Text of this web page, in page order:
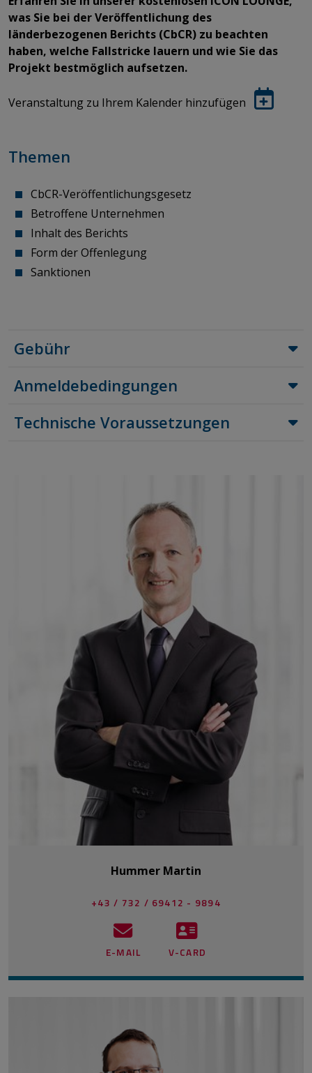
was Sie bei der Veröffentlichung des
länderbezogenen Berichts (CbCR) zu beachten
haben, welche Fallstricke lauern und wie Sie das
Projekt bestmöglich aufsetzen.
Veranstaltung zu Ihrem Kalender hinzufügen
Themen
CbCR-Veröffentlichungsgesetz
Betroffene Unternehmen
Inhalt des Berichts
Form der Offenlegung
Sanktionen
Gebühr
Anmeldebedingungen
Technische Voraussetzungen
Hummer Martin
+43 / 732 / 69412 - 9894
E-MAIL V-CARD